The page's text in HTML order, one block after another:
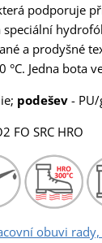
podporuje
a prodyšné
Jedna bota
podešev -
FO SRC HRO
obuvi